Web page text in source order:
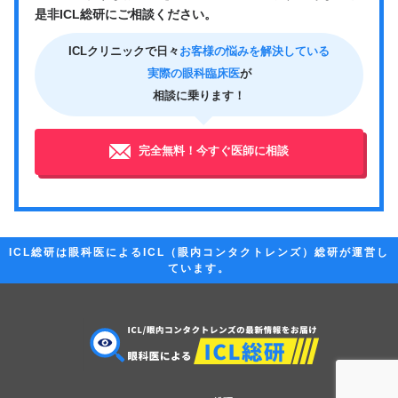
是非ICL総研にご相談ください。
ICLクリニックで日々 お客様の悩みを解決している
実際の眼科臨床医が
相談に乗ります！
完全無料！今すぐ医師に相談
ICL総研は眼科医によるICL（眼内コンタクトレンズ）総研が運営し
ています。